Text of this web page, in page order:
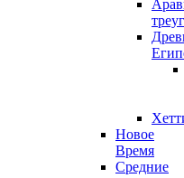
Новое
Время
Средние